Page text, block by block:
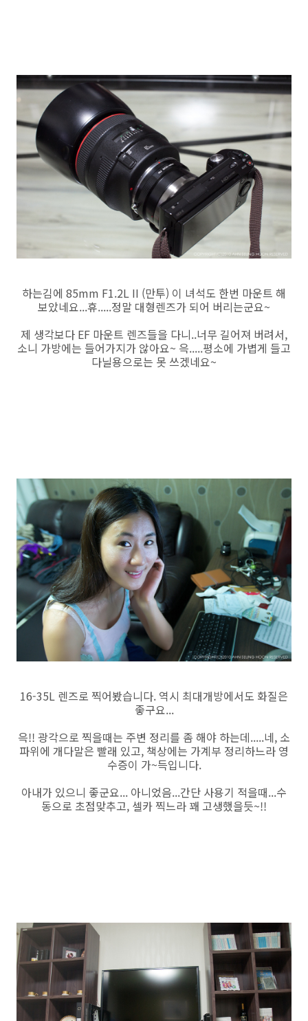
하는김에 85mm F1.2L II (만투) 이 녀석도 한번 마운트 해
보았네요...휴.....정말 대형렌즈가 되어 버리는군요~
제 생각보다 EF 마운트 렌즈들을 다니..너무 길어져 버려서,
소니 가방에는 들어가지가 않아요~ 윽.....평소에 가볍게 들고
다닐용으로는 못 쓰겠네요~
16-35L 렌즈로 찍어봤습니다. 역시 최대개방에서도 화질은
좋구요...
윽!! 광각으로 찍을때는 주변 정리를 좀 해야 하는데.....네, 소
파위에 개다말은 빨래 있고, 책상에는 가계부 정리하느라 영
수증이 가~득입니다.
아내가 있으니 좋군요... 아니었음...간단 사용기 적을때...수
동으로 초점맞추고, 셀카 찍느라 꽤 고생했을듯~!!